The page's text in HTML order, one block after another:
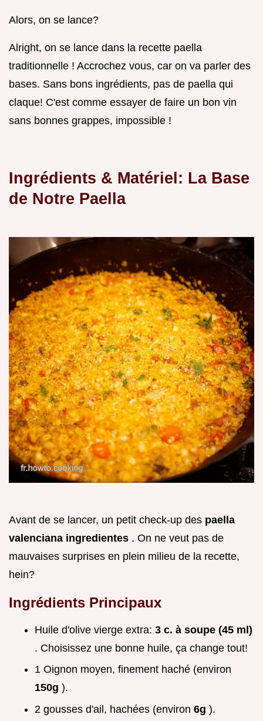
Alors, on se lance?
Alright, on se lance dans la recette paella
traditionnelle ! Accrochez vous, car on va parler des
bases. Sans bons ingrédients, pas de paella qui
claque! C'est comme essayer de faire un bon vin
sans bonnes grappes, impossible !
Ingrédients & Matériel: La Base
de Notre Paella
Avant de se lancer, un petit check-up des paella
valenciana ingredientes . On ne veut pas de
mauvaises surprises en plein milieu de la recette,
hein?
Ingrédients Principaux
Huile d'olive vierge extra: 3 c. à soupe (45 ml)
. Choisissez une bonne huile, ça change tout!
1 Oignon moyen, finement haché (environ
150g ).
2 gousses d'ail, hachées (environ 6g ).